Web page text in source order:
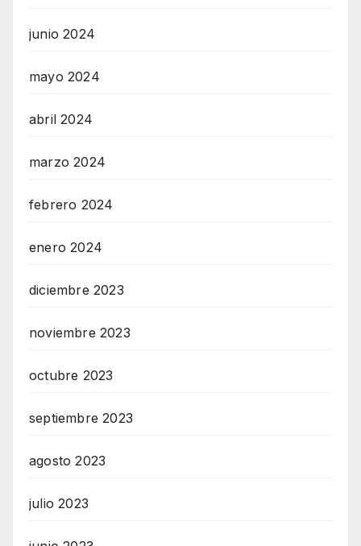
junio 2024
mayo 2024
abril 2024
marzo 2024
febrero 2024
enero 2024
diciembre 2023
noviembre 2023
octubre 2023
septiembre 2023
agosto 2023
julio 2023